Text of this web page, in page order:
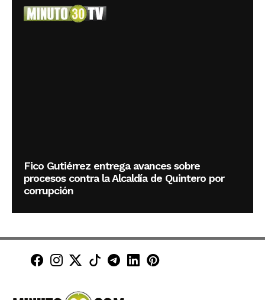
Fico Gutiérrez entrega avances sobre
procesos contra la Alcaldía de Quintero por
corrupción
Minuto30 en Facebook
Minuto30 en Instagram
Minuto30 en X (Twitter)
Minuto30 en TikTok
Canal de Minuto30 en
Minuto30 en LinkedIn
Minuto30 en